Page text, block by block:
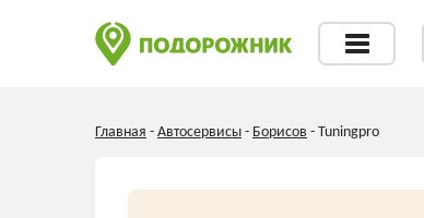
Главная - Автосервисы - Борисов - Tuningpro